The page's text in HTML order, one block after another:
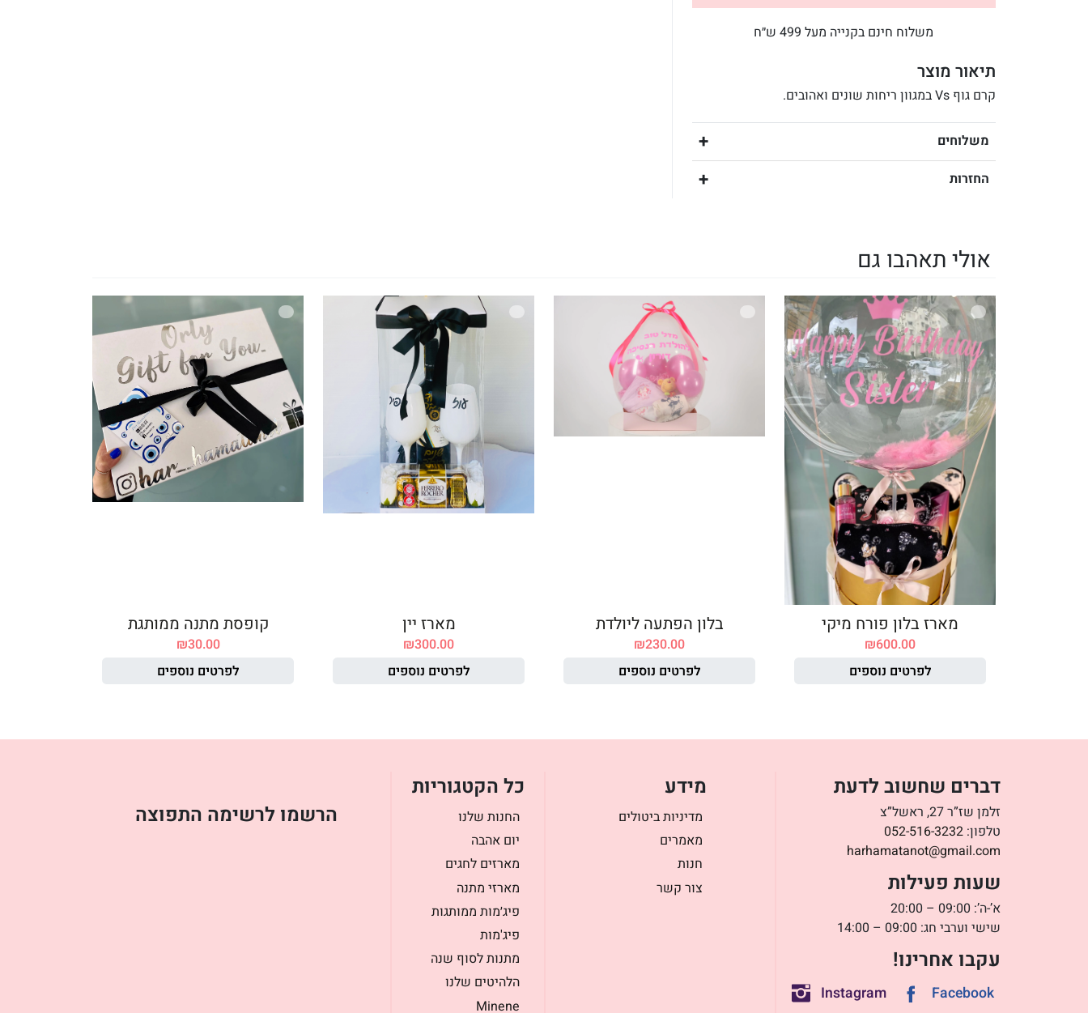
משלוח חינם בקנייה מעל 499 ש״ח
תיאור מוצר
קרם גוף Vs במגוון ריחות שונים ואהובים.
משלוחים
החזרות
אולי תאהבו גם
מארז בלון פורח מיקי
₪600.00
לפרטים נוספים
בלון הפתעה ליולדת
₪230.00
לפרטים נוספים
מארז יין
₪300.00
לפרטים נוספים
קופסת מתנה ממותגת
₪30.00
לפרטים נוספים
דברים שחשוב לדעת
זלמן שז”ר 27, ראשל”צ
טלפון: 052-516-3232
harhamatanot@gmail.com
שעות פעילות
א’-ה’: 09:00 – 20:00
שישי וערבי חג: 09:00 – 14:00
עקבו אחרינו!
Facebook
Instagram
מידע
מדיניות ביטולים
מאמרים
חנות
צור קשר
כל הקטגוריות
החנות שלנו
יום אהבה
מארזים לחגים
מארזי מתנה
פיג׳מות ממותגות
פיג'מות
מתנות לסוף שנה
הלהיטים שלנו
Minene
הרשמו לרשימה התפוצה